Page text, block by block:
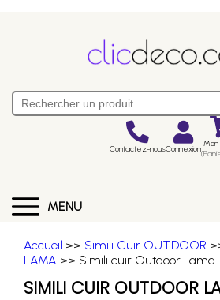
Contactez-nousConnexion Mon
MENU
Accueil >> Simili Cuir OUTDOOR
LAMA >> Simili cuir Outdoor Lama
SIMILI CUIR OUTDOOR